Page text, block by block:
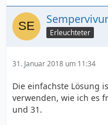
Erleuchteter
31. Januar 2018 um 11:34
Die einfachste Lösung
verwenden, wie ich es
und 31.